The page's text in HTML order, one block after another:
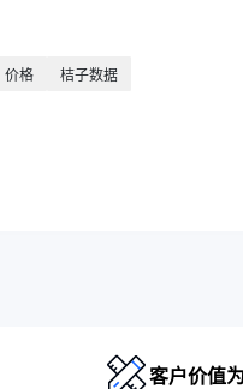
价格 桔子数据
客户价值